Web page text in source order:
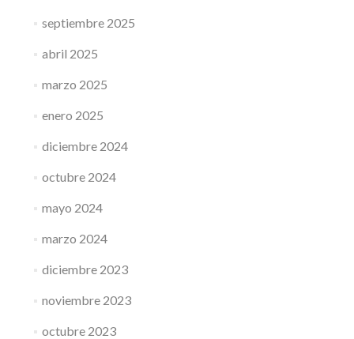
septiembre 2025
abril 2025
marzo 2025
enero 2025
diciembre 2024
octubre 2024
mayo 2024
marzo 2024
diciembre 2023
noviembre 2023
octubre 2023